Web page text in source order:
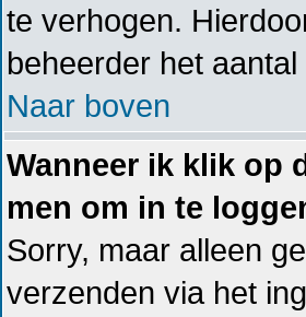
te verhogen.
beheerder het
Naar boven
Wanneer ik klik op
men om in te
Sorry, maar alleen
verzenden via het